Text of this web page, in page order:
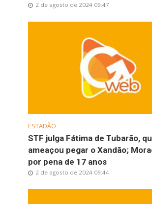
2 de agosto de 2024 09:47
ESTADÃO
STF julga Fátima de Tubarão,
ameaçou pegar o Xandão;
por pena de 17 anos
2 de agosto de 2024 09:44